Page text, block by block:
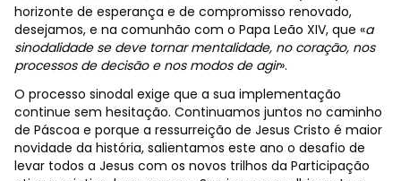
horizonte de esperança e de compromisso renovado,
desejamos, e na comunhão com o Papa Leão XIV, que «a
sinodalidade se deve tornar mentalidade, no coração, nos
processos de decisão e nos modos de agir».
O processo sinodal exige que a sua implementação
continue sem hesitação. Continuamos juntos no caminho
de Páscoa e porque a ressurreição de Jesus Cristo é maior
novidade da história, salientamos este ano o desafio de
levar todos a Jesus com os novos trilhos da Participação